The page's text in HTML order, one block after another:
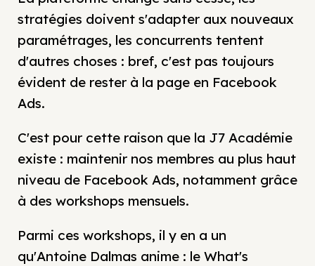
stratégies doivent s'adapter aux nouveaux
paramétrages, les concurrents tentent
d'autres choses : bref, c'est pas toujours
évident de rester à la page en Facebook
Ads.
C'est pour cette raison que la J7 Académie
existe : maintenir nos membres au plus haut
niveau de Facebook Ads, notamment grâce
à des workshops mensuels.
Parmi ces workshops, il y en a un
qu'Antoine Dalmas anime : le What's